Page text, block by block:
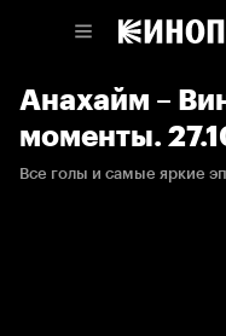
Анахайм –
моменты.